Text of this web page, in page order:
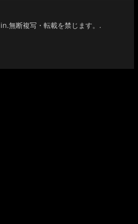
無断複写・転載を禁じます。.